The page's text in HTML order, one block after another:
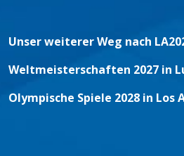
Unser weiterer Weg nach
Weltmeisterschaften 2027 in
Olympische Spiele 2028 in Los